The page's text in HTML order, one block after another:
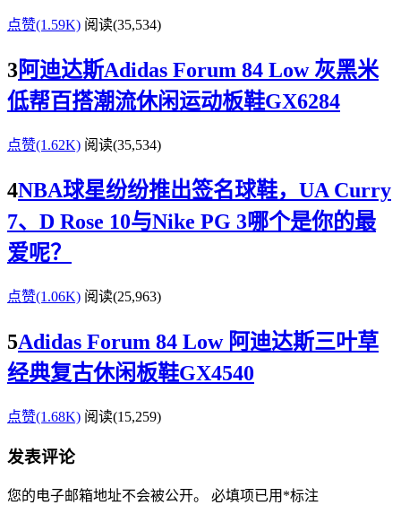
点赞(1.59K) 阅读(35,534)
3阿迪达斯Adidas Forum 84 Low 灰黑米
低帮百搭潮流休闲运动板鞋GX6284
点赞(1.62K) 阅读(35,534)
4NBA球星纷纷推出签名球鞋，UA Curry
7、D Rose 10与Nike PG 3哪个是你的最
爱呢？
点赞(1.06K) 阅读(25,963)
5Adidas Forum 84 Low 阿迪达斯三叶草
经典复古休闲板鞋GX4540
点赞(1.68K) 阅读(15,259)
发表评论
您的电子邮箱地址不会被公开。 必填项已用 *标注